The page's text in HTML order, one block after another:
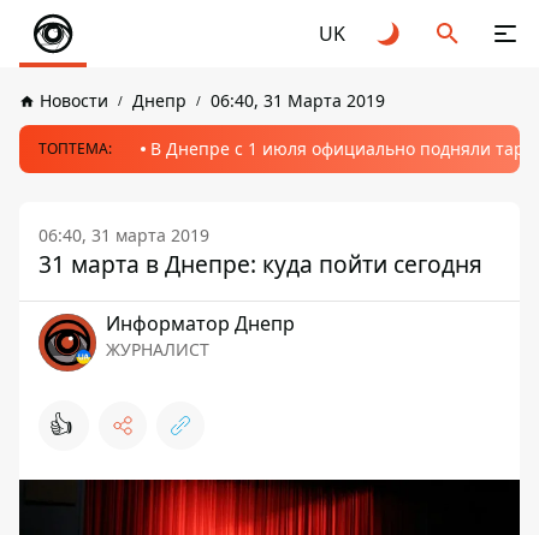
UK
Новости Днепр 06:40, 31 Марта 2019
ТОПТЕМА: В Днепре с 1 июля официально подняли
06:40, 31 марта 2019
31 марта в Днепре: куда пойти сегодня
Информатор Днепр
ЖУРНАЛИСТ
👍